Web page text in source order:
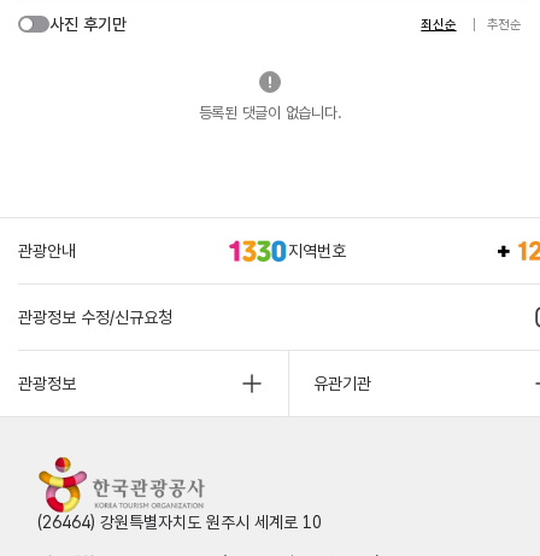
사진 후기만 최신순 추천순
등록된 댓글이 없습니다.
관광안내 지역번호
관광정보 수정/신규요청
관광정보 유관기관
(26464) 강원특별자치도 원주시 세계로 10